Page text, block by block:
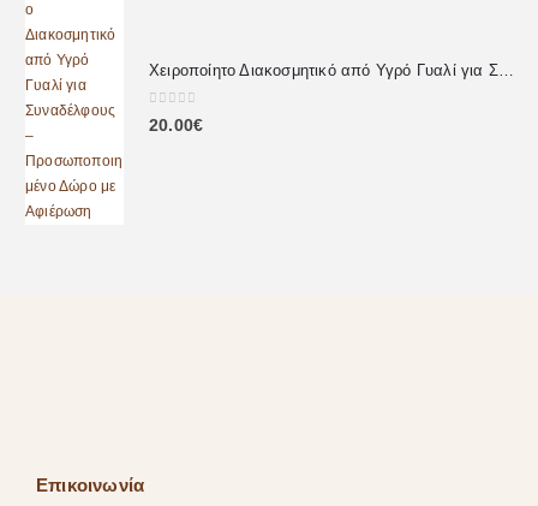
0out of 5
20.00€
Επικοινωνία